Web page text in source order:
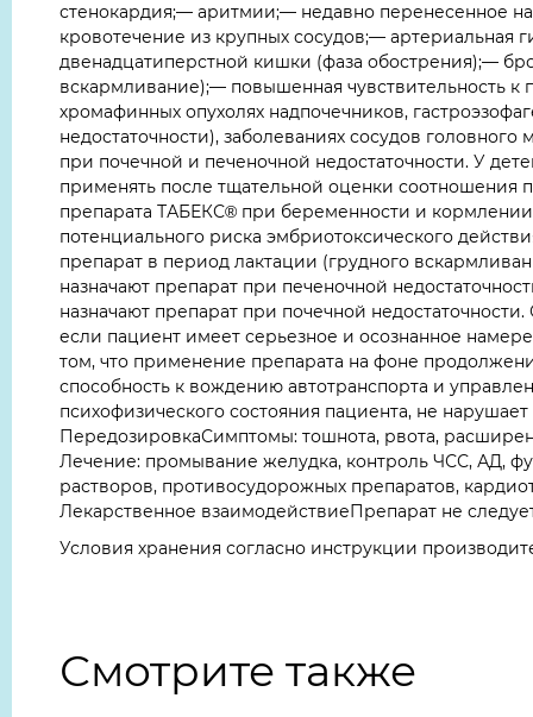
стенокардия;— аритмии;— недавно перенесенное
кровотечение из крупных сосудов;— артериальная
двенадцатиперстной кишки (фаза обострения);—
вскармливание);— повышенная чувствительность
хромафинных опухолях надпочечников,
недостаточности), заболеваниях сосудов
при почечной и печеночной недостаточности. У
применять после тщательной оценки
препарата ТАБЕКС® при беременности и
потенциального риска эмбриотоксического
препарат в период лактации (грудного
назначают препарат при печеночной
назначают препарат при почечной
если пациент имеет серьезное и осознанное
том, что применение препарата на фоне
способность к вождению автотранспорта и
психофизического состояния пациента, не
ПередозировкаСимптомы: тошнота, рвота,
Лечение: промывание желудка, контроль ЧСС, АД,
растворов, противосудорожных препаратов,
Лекарственное взаимодействиеПрепарат не
Условия хранения согласно инструкции
Смотрите также